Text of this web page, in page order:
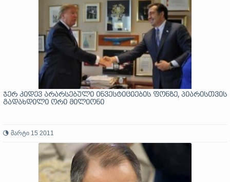
ჯერ კიდევ არარსებული ინვესტიციების ფონზე, პიარისთვის
გადახდილი ორი მილიონი
მარტი 15 2011